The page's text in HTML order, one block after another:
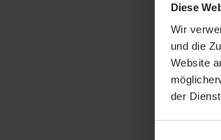
Diese
Wir
und die
Website
der